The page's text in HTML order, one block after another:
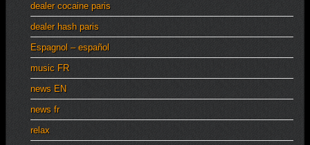
dealer cocaine paris
dealer hash paris
Espagnol – español
music FR
news EN
news fr
relax